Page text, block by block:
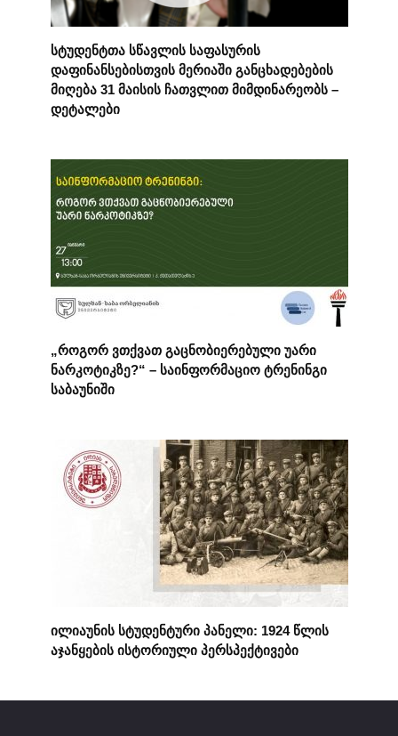
სტუდენტთა სწავლის საფასურის
დაფინანსებისთვის მერიაში განცხადებების
მიღება 31 მაისის ჩათვლით მიმდინარეობს –
დეტალები
„როგორ ვთქვათ გაცნობიერებული უარი
ნარკოტიკზე?“ – საინფორმაციო ტრენინგი
საბაუნიში
ილიაუნის სტუდენტური პანელი: 1924 წლის
აჯანყების ისტორიული პერსპექტივები